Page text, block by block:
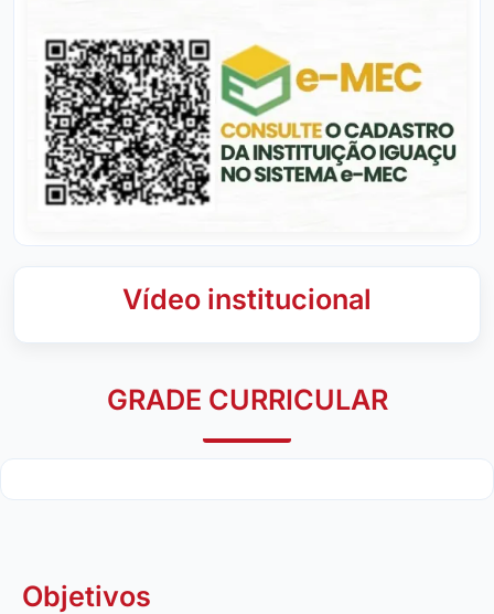
Vídeo institucional
GRADE CURRICULAR
Objetivos